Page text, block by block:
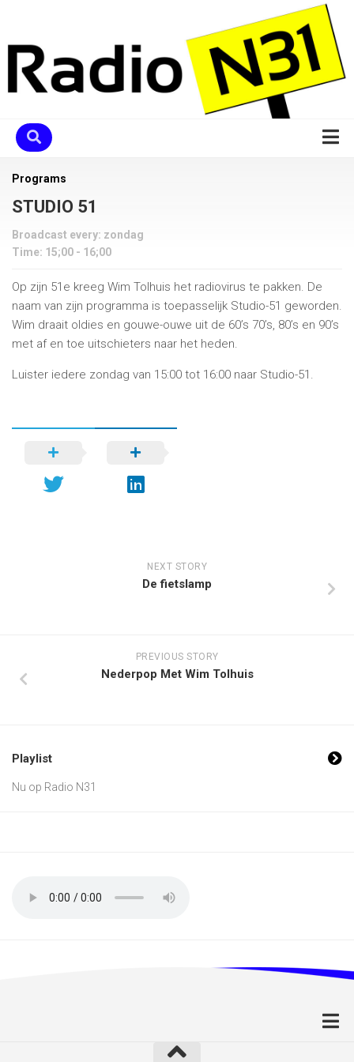
content
Home
Programma
Ons Team
Verzoekje
Chatbox
De Uitblinkers
Contact
Programs
STUDIO 51
Broadcast every: zondag
Time: 15;00 - 16;00
Op zijn 51e kreeg Wim Tolhuis het radiovirus te pakken. De
naam van zijn programma is toepasselijk Studio-51 geworden.
Wim draait oldies en gouwe-ouwe uit de 60’s 70’s, 80’s en 90’s
met af en toe uitschieters naar het heden.
Luister iedere zondag van 15:00 tot 16:00 naar Studio-51.
NEXT STORY
De fietslamp
PREVIOUS STORY
Nederpop Met Wim Tolhuis
Playlist
Nu op Radio N31